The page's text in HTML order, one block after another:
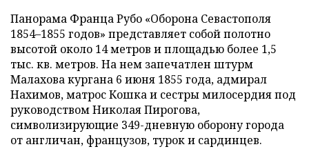
Панорама Франца Рубо «Оборона Севастополя
1854–1855 годов» представляет собой полотно
высотой около 14 метров и площадью более 1,5
тыс. кв. метров. На нем запечатлен штурм
Малахова кургана 6 июня 1855 года, адмирал
Нахимов, матрос Кошка и сестры милосердия под
руководством Николая Пирогова,
символизирующие 349-дневную оборону города
от англичан, французов, турок и сардинцев.